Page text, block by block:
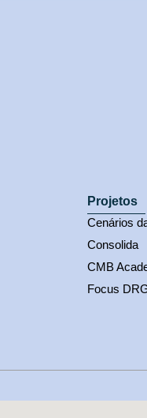
Projetos
Cenários
Consolida
CMB
Focus